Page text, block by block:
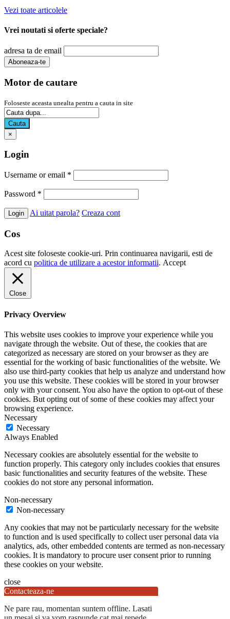
Vezi toate articolele
Vrei noutati si oferte speciale?
adresa ta de email
Motor de cautare
Foloseste aceasta unealta pentru a cauta in site
Cauta
×
Login
Username or email *
Password *
Ai uitat parola? Creaza cont
Cos
Acest site foloseste cookie-uri. Prin continuarea navigarii, esti de
acord cu politica de utilizare a acestor informatii. Accept
Close
Privacy Overview
This website uses cookies to improve your experience while you
navigate through the website. Out of these, the cookies that are
categorized as necessary are stored on your browser as they are
essential for the working of basic functionalities of the website. We
also use third-party cookies that help us analyze and understand how
you use this website. These cookies will be stored in your browser
only with your consent. You also have the option to opt-out of these
cookies. But opting out of some of these cookies may affect your
browsing experience.
Necessary
Necessary
Always Enabled
Necessary cookies are absolutely essential for the website to
function properly. This category only includes cookies that ensures
basic functionalities and security features of the website. These
cookies do not store any personal information.
Non-necessary
Non-necessary
Any cookies that may not be particularly necessary for the website
to function and is used specifically to collect user personal data via
analytics, ads, other embedded contents are termed as non-necessary
cookies. It is mandatory to procure user consent prior to running
these cookies on your website.
close
Contacteaza-ne
Ne pare rau, momentan suntem offline. Lasati